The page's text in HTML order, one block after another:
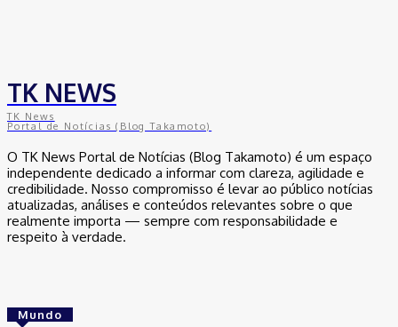
TK NEWS
TK News
Portal de Notícias (Blog Takamoto)
O TK News Portal de Notícias (Blog Takamoto) é um espaço
independente dedicado a informar com clareza, agilidade e
credibilidade. Nosso compromisso é levar ao público notícias
atualizadas, análises e conteúdos relevantes sobre o que
realmente importa — sempre com responsabilidade e
respeito à verdade.
Mundo